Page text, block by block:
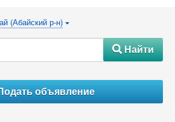
(Абайский р-н) {
#Найти
объявление